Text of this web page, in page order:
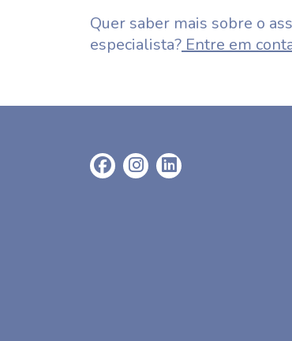
Quer saber mais sobre o
especialista? Entre em